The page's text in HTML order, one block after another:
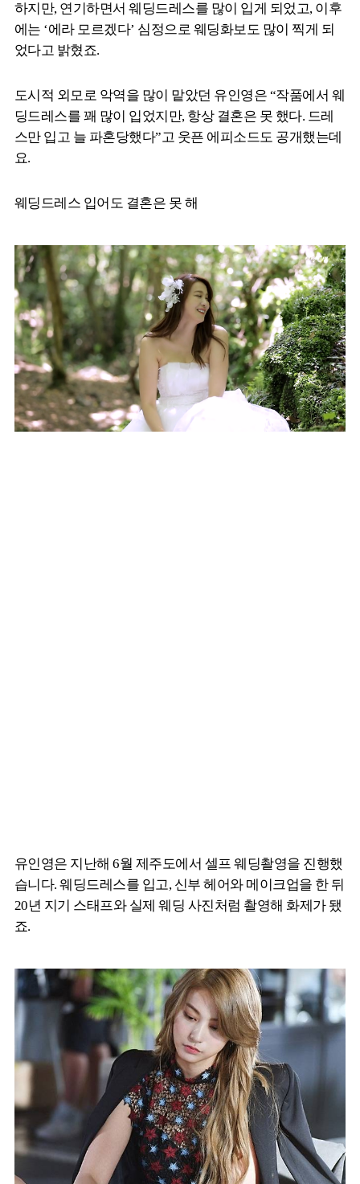
하지만, 연기하면서 웨딩드레스를 많이 입게 되었고, 이후
에는 ‘에라 모르겠다’ 심정으로 웨딩화보도 많이 찍게 되
었다고 밝혔죠.
도시적 외모로 악역을 많이 맡았던 유인영은 “작품에서 웨
딩드레스를 꽤 많이 입었지만, 항상 결혼은 못 했다. 드레
스만 입고 늘 파혼당했다”고 웃픈 에피소드도 공개했는데
요.
웨딩드레스 입어도 결혼은 못 해
유인영은 지난해 6월 제주도에서 셀프 웨딩촬영을 진행했
습니다. 웨딩드레스를 입고, 신부 헤어와 메이크업을 한 뒤
20년 지기 스태프와 실제 웨딩 사진처럼 촬영해 화제가 됐
죠.